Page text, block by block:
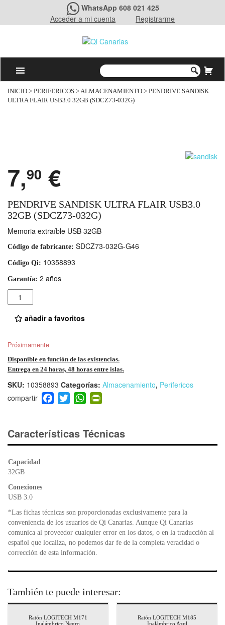
WhatsApp 608 021 425
Acceder a mi cuenta
Registrarme
INICIO > PERIFERICOS >ALMACENAMIENTO > PENDRIVE SANDISK
ULTRA FLAIR USB3.0 32GB (SDCZ73-032G)
7,90 €
PENDRIVE SANDISK ULTRA FLAIR USB3.0
32GB (SDCZ73-032G)
Memoria extraíble USB 32GB
Código de fabricante: SDCZ73-032G-G46
Código Qi: 10358893
Garantía: 2 años
Cantidad
añadir a favoritos
Próximamente
Disponible en función de las existencias.
Entrega en 24 horas, 48 horas entre islas.
SKU: 10358893 Categorías: Almacenamiento, Perifericos
F
a
e
b
T
wi
er
W
h
s
A
ri
e
Características Técnicas
Capacidad
32GB
Conexiones
USB 3.0
*Las fichas técnicas son proporcionadas exclusivamente para la
conveniencia de los usuarios de Qi Canarias. Aunque Qi Canarias
comunica al proveedor cualquier error en los datos, o en la traducción al
español que localiza, no podemos dar fe de la completa veracidad o
corrección de esta información.
También te puede interesar:
Ratón LOGITECH M171
Inalámbrico Negro
Ratón LOGITECH M185
Inalámbrico Azul